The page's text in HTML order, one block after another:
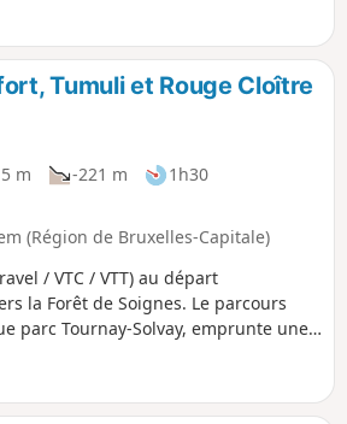
vers le Bois de la Cambre.
Tumuli et Rouge Cloître
m -221 m
1h30
(Région de Bruxelles-Capitale)
/ VTC / VTT) au départ
la Forêt de Soignes. Le parcours
parc Tournay-Solvay, emprunte une
Cloître en traversant la Forêt de